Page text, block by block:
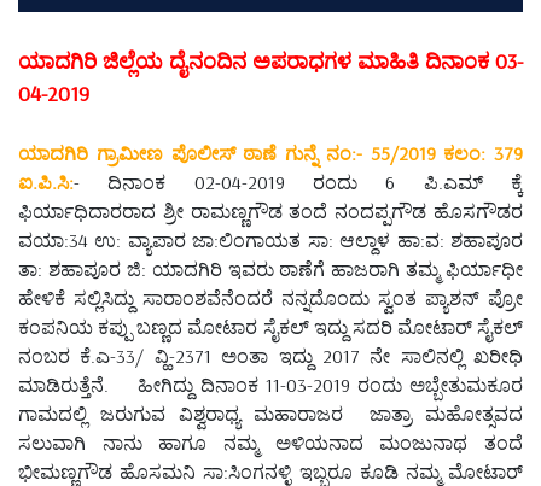
ಯಾದಗಿರಿ ಜಿಲ್ಲೆಯ ದೈನಂದಿನ ಅಪರಾಧಗಳ ಮಾಹಿತಿ ದಿನಾಂಕ 03-
04-2019
ಯಾದಗಿರಿ ಗ್ರಾಮೀಣ ಪೊಲೀಸ್ ಠಾಣೆ ಗುನ್ನೆ ನಂ:- 55/2019 ಕಲಂ: 379
ಐ.ಪಿ.ಸಿ:- ದಿನಾಂಕ 02-04-2019 ರಂದು 6 ಪಿ.ಎಮ್ ಕ್ಕೆ
ಫಿರ್ಯಾಧಿದಾರರಾದ ಶ್ರೀ ರಾಮಣ್ಣಗೌಡ ತಂದೆ ನಂದಪ್ಪಗೌಡ ಹೊಸಗೌಡರ
ವಯಾ:34 ಉ: ವ್ಯಾಪಾರ ಜಾ:ಲಿಂಗಾಯತ ಸಾ: ಆಲ್ದಾಳ ಹಾ:ವ: ಶಹಾಪೂರ
ತಾ: ಶಹಾಪೂರ ಜಿ: ಯಾದಗಿರಿ ಇವರು ಠಾಣೆಗೆ ಹಾಜರಾಗಿ ತಮ್ಮ ಫಿರ್ಯಾಧೀ
ಹೇಳಿಕೆ ಸಲ್ಲಿಸಿದ್ದು ಸಾರಾಂಶವೆನೆಂದರೆ ನನ್ನದೊಂದು ಸ್ವಂತ ಪ್ಯಾಶನ್ ಪ್ರೋ
ಕಂಪನಿಯ ಕಪ್ಪು ಬಣ್ಣದ ಮೋಟಾರ ಸೈಕಲ್ ಇದ್ದು ಸದರಿ ಮೋಟಾರ್ ಸೈಕಲ್
ನಂಬರ ಕೆ.ಎ-33/ ವ್ಹಿ-2371 ಅಂತಾ ಇದ್ದು 2017 ನೇ ಸಾಲಿನಲ್ಲಿ ಖರೀಧಿ
ಮಾಡಿರುತ್ತೆನೆ. ಹೀಗಿದ್ದು ದಿನಾಂಕ 11-03-2019 ರಂದು ಅಬ್ಬೇತುಮಕೂರ
ಗಾಮದಲ್ಲಿ ಜರುಗುವ ವಿಶ್ವರಾಧ್ಯ ಮಹಾರಾಜರ ಜಾತ್ರಾ ಮಹೋತ್ಸವದ
ಸಲುವಾಗಿ ನಾನು ಹಾಗೂ ನಮ್ಮ ಅಳಿಯನಾದ ಮಂಜುನಾಥ ತಂದೆ
ಭೀಮಣ್ಣಗೌಡ ಹೊಸಮನಿ ಸಾ:ಸಿಂಗನಳ್ಳಿ ಇಬ್ಬರೂ ಕೂಡಿ ನಮ್ಮ ಮೋಟಾರ್